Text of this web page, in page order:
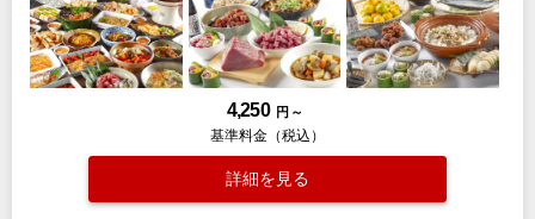
4,250 円 ～
基準料金（税込）
詳細を見る